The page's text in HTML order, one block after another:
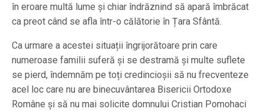
în eroare multă lume și chiar îndrăznind să apară îmbrăcat
ca preot când se afla într-o călătorie în Țara Sfântă.
Ca urmare a acestei situații îngrijorătoare prin care
numeroase familii suferă și se destramă și multe suflete
se pierd, îndemnăm pe toți credincioșii să nu frecventeze
acel loc care nu are binecuvântarea Bisericii Ortodoxe
Române și să nu mai solicite domnului Cristian Pomohaci